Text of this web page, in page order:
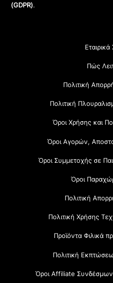
(GDPR).
Εταιρικά
Πώς
Πολιτική
Πολιτική
Όροι Χρήσης και
Όροι Αγορών,
Όροι Συμμετοχής σε
Όροι
Πολιτική
Πολιτική Χρήσης
Προϊόντα Φιλικά
Πολιτική
Όροι Affiliate